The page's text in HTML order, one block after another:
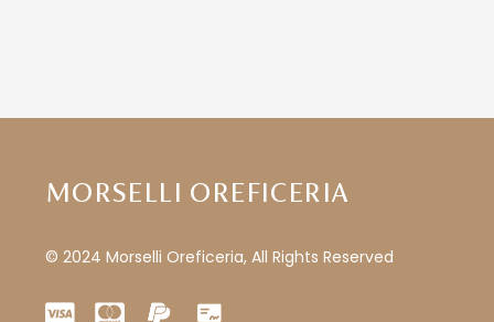
MORSELLI OREFICERIA
© 2024 Morselli Oreficeria, All Rights Reserved